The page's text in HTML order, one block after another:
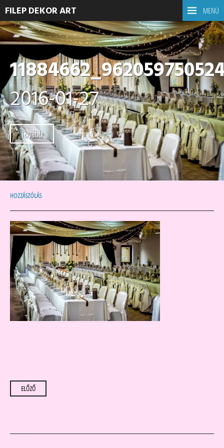
MENÜ
FILEP DEKOR ART
2016-01-27
Tovább
HOZZÁSZÓLÁS
Bejegyzések
ELŐZŐ